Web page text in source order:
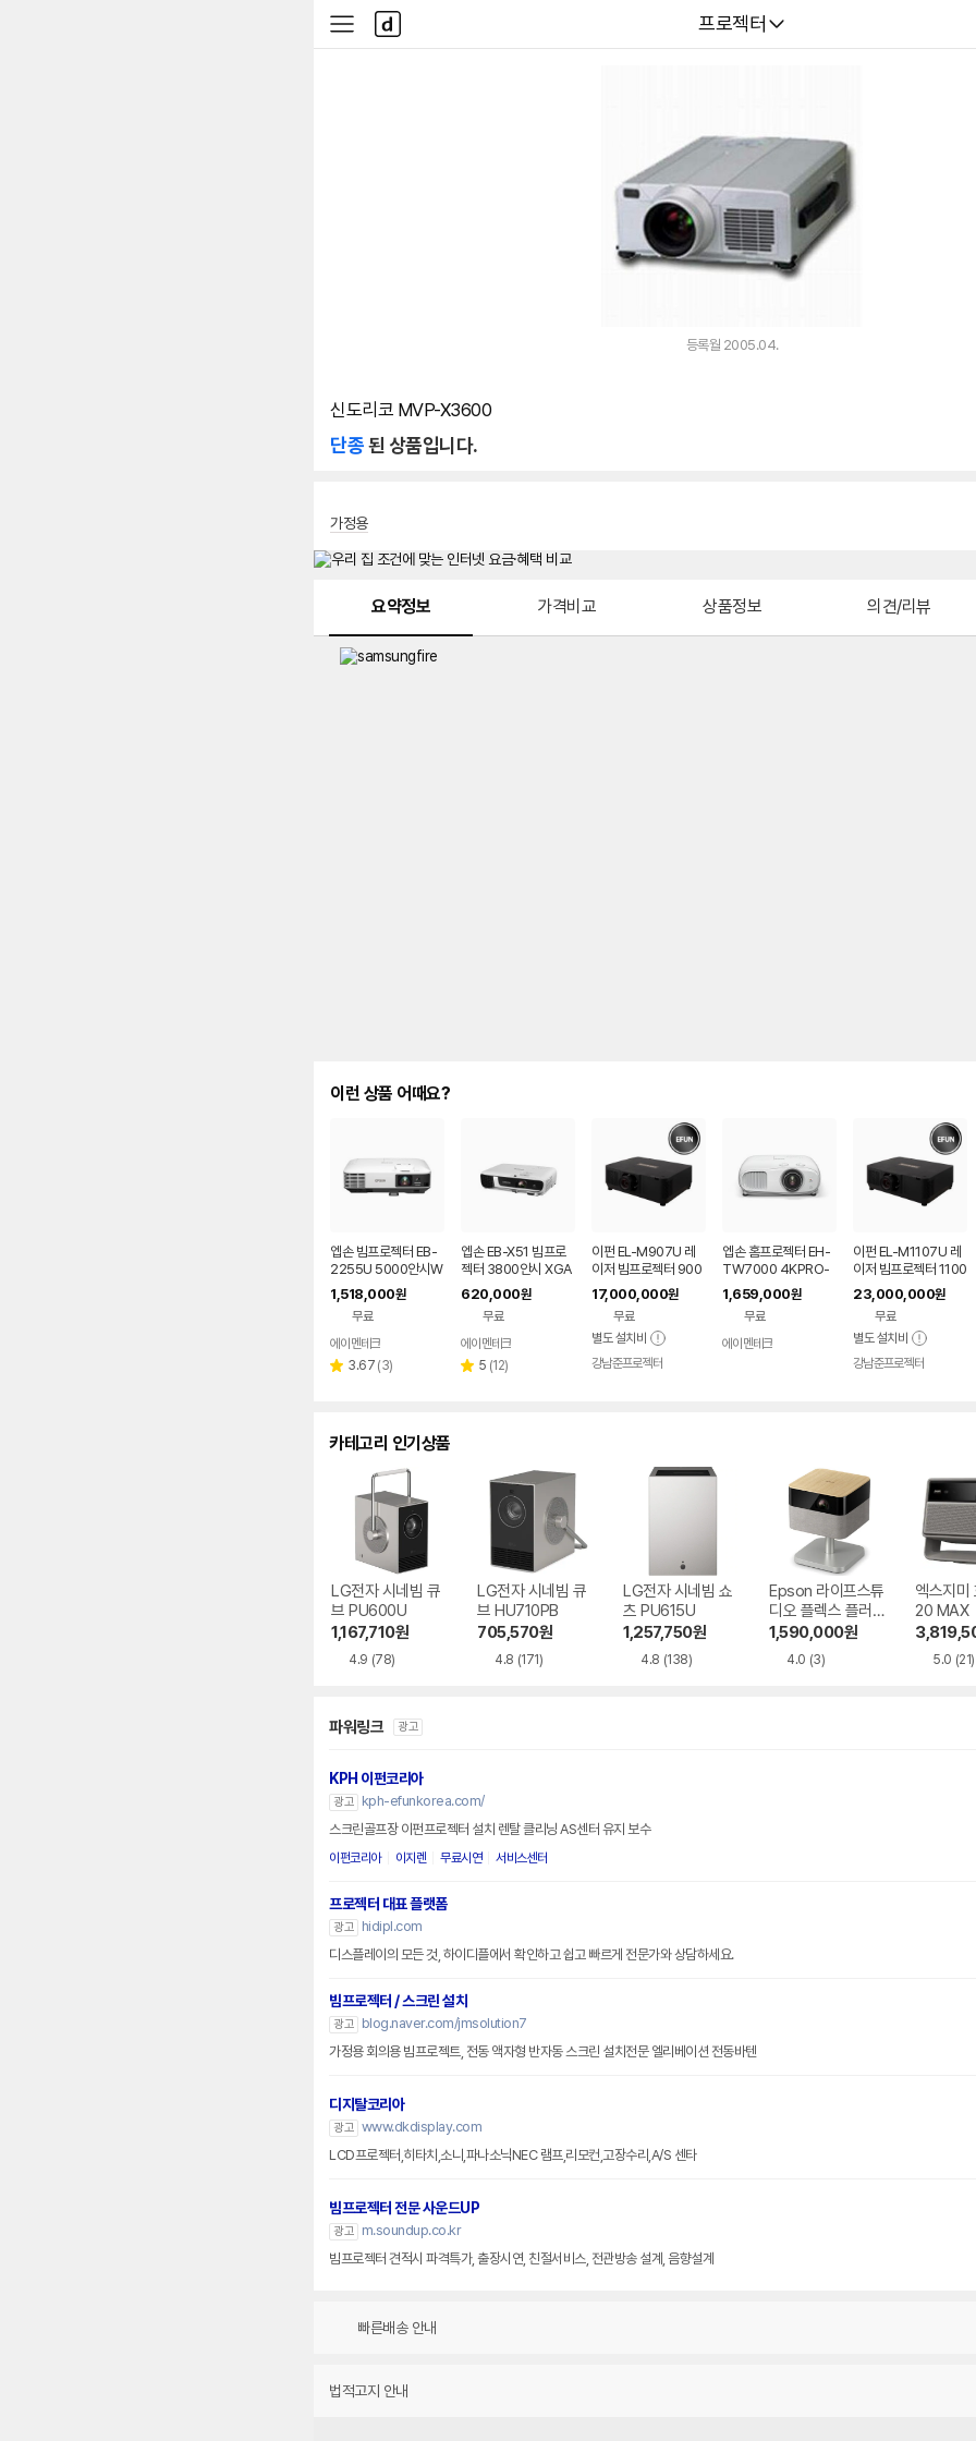
다나와
프로젝터
사
이
다
나
와
등록월 2005.04.
신도리코 MVP-X3600
단종된 상품입니다.
가정용
요약정보 가격비교 상품정보 의견/리뷰
이런 상품 어때요?
엡손 빔프로젝터 EB-
2255U 5000안시W
UXGA
1,518,000원
무료
페이
에이멘테크
별 3.67 리
(3)
엡손 EB-X51 빔프로
젝터 3800안시 XGA
620,000원
무료
에이멘테크
별 5 리
(12)
이펀 EL-M907U 레
이저 빔프로젝터 900
0안시 풀HD WUXG
A 강당용
17,000,000원
무료
별도 설치비
강남준프로젝터
엡손 홈프로젝터 EH-
TW7000 4KPRO-
UHD 빔프로젝터
1,659,000원
무료
에이멘테크
이펀 EL-M1107U 레
이저 빔프로젝터 1100
0안시 풀HD WUXG
A 강당용 고안시
23,000,000원
무료
별도 설치비
강남준프로젝터
카테고리 인기상품
LG전자 시네빔 큐
브 PU600U
1,167,710원
4.9 (78)
LG전자 시네빔 큐
브 HU710PB
705,570원
4.8 (171)
LG전자 시네빔 쇼
츠 PU615U
1,257,750원
4.8 (138)
Epson 라이프스튜
디오 플렉스 플러스
EF-72
1,590,000원
4.0 (3)
엑스지미
20 MAX
5.0 (21)
파워링크 광고
KPH 이펀코리아
광고
kph-efunkorea.com/
스크린골프장 이펀프로젝터 설치 렌탈 클리닝 AS센터 유지 보수
이펀코리아 이지렌 무료시연 서비스센터
프로젝터 대표 플랫폼
광고
hidipl.com
디스플레이의 모든 것, 하이디플에서 확인하고 쉽고 빠르게 전문가와 상담하세요.
빔프로젝터 / 스크린 설치
광고
blog.naver.com/jmsolution7
가정용 회의용 빔프로젝트, 전동 액자형 반자동 스크린 설치전문 엘리베이션 전동바텐
디지탈코리아
광고 www.dkdisplay.com
LCD프로젝터,히타치,소니,파나소닉NEC 램프,리모컨,고장수리,A/S 센타
빔프로젝터 전문 사운드UP
광고
m.soundup.co.kr
빔프로젝터 견적시 파격특가, 출장시연, 친절서비스, 전관방송 설계, 음향설계
빠른배송 안내
법적고지 안내